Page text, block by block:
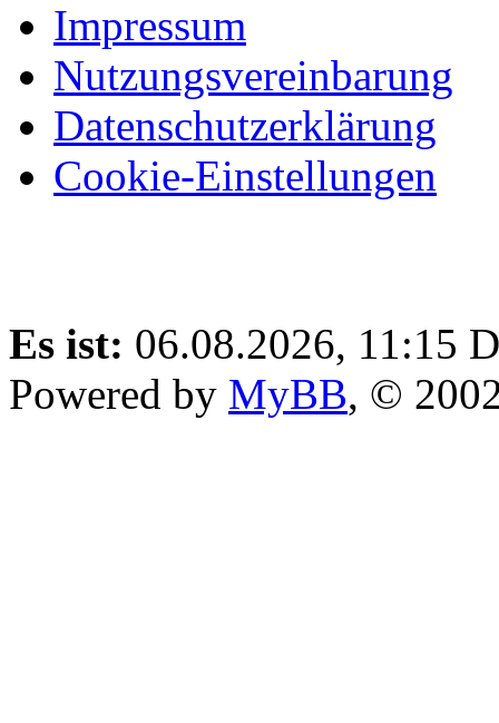
Impressum
Nutzungsvereinbarung
Datenschutzerklärung
Cookie-Einstellungen
Es ist: 06.08.2026, 11:15
Powered by MyBB, ©